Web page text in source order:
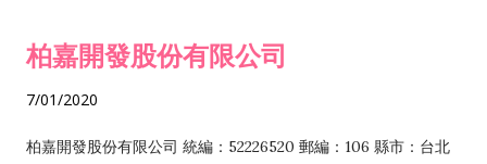
柏嘉開發股份有限公司
7/01/2020
柏嘉開發股份有限公司 統編：52226520 郵編：106 縣市：台北